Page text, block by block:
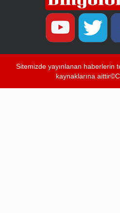
Sitemizde yayınlanan haberlerin
kaynaklarına